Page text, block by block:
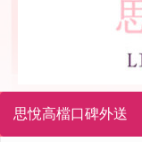
思悅高檔口碑外送